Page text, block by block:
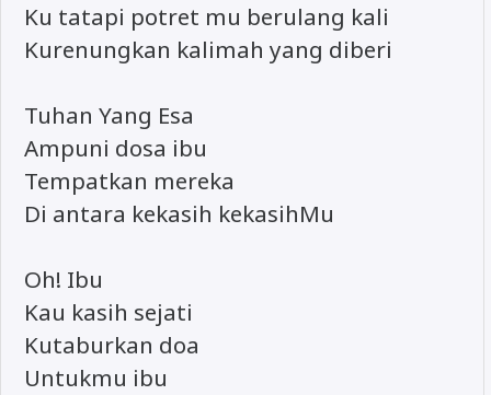
Ku tatapi potret mu berulang kali
Kurenungkan kalimah yang diberi
Tuhan Yang Esa
Ampuni dosa ibu
Tempatkan mereka
Di antara kekasih kekasihMu
Oh! Ibu
Kau kasih sejati
Kutaburkan doa
Untukmu ibu